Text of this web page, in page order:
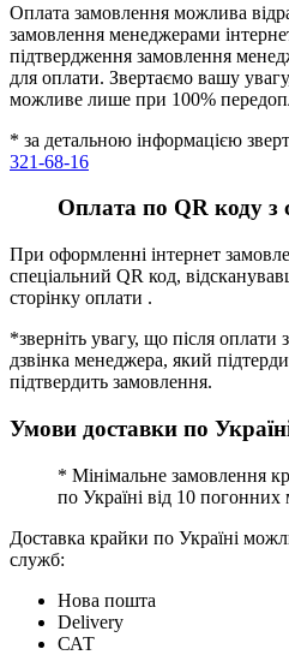
Оплата замовлення можлива
замовлення менеджерами
підтвердження замовлення
для оплати. Звертаємо вашу
можливе лише при 100%
* за детальною інформацією
321-68-16
Оплата по QR коду з
При оформленні інтернет
спеціальний QR код,
сторінку оплати .
*зверніть увагу, що після оплати
дзвінка менеджера, який
підтвердить замовлення.
Умови доставки по
* Мінімальне замовлення
по Україні від 10 погонних
Доставка крайки по Україні
служб:
Нова пошта
Delivery
САТ